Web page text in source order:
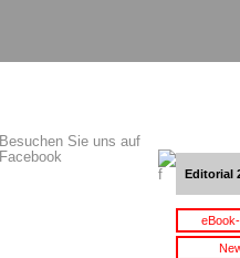
Besuchen Sie uns auf
Facebook
Editorial